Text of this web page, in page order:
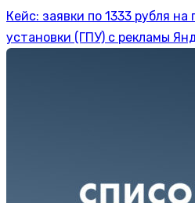
Кейс: заявки по 1333 рубля
установки (ГПУ) с рекламы